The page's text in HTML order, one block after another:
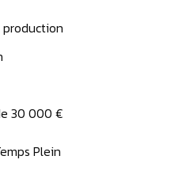
30 000 €
Plein